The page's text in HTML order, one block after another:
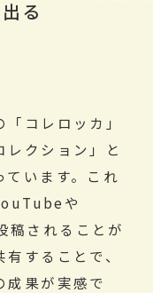
る
コレロッカ」
クション」と
ています。これ
や
されることが
することで、
成果が実感で